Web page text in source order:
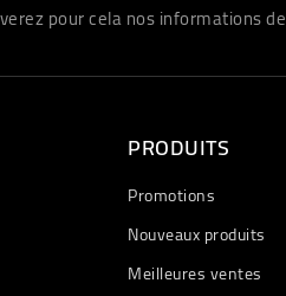
pour cela nos informations
PRODUITS
Promotions
Nouveaux produits
Meilleures ventes